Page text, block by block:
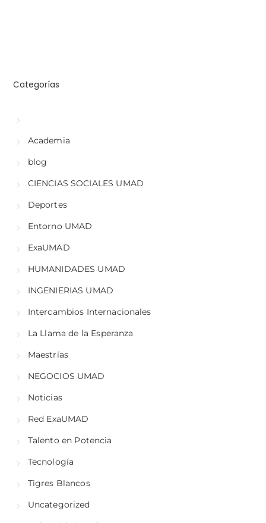
Categorías
Academia
blog
CIENCIAS SOCIALES UMAD
Deportes
Entorno UMAD
ExaUMAD
HUMANIDADES UMAD
INGENIERIAS UMAD
Intercambios Internacionales
La Llama de la Esperanza
Maestrías
NEGOCIOS UMAD
Noticias
Red ExaUMAD
Talento en Potencia
Tecnología
Tigres Blancos
Uncategorized